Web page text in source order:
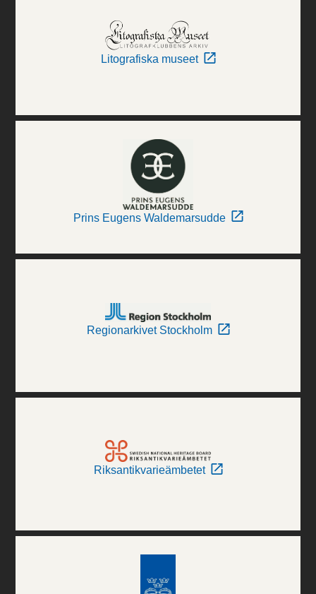
Litografiska museet
Prins Eugens Waldemarsudde
Regionarkivet Stockholm
Riksantikvarieämbetet